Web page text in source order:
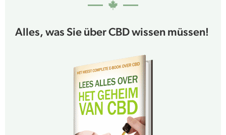
Alles, was Sie über CBD wissen müssen!